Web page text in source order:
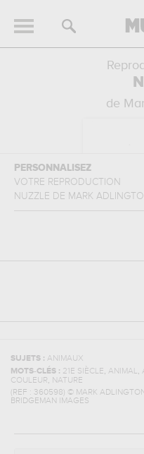
de
PERSONNALISEZ
VOTRE REPRODUCTION
NUZZLE DE MARK
SUJETS : ANIMAUX
MOTS-CLÉS : 21E SIÈCLE, ANIMAL,
COULEUR, NATURE
(REF : 360598) © MARK
BRIDGEMAN IMAGES